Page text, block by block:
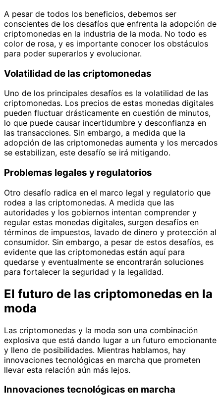
A pesar de todos los beneficios, debemos ser
conscientes de los desafíos que enfrenta la adopción de
criptomonedas en la industria de la moda. No todo es
color de rosa, y es importante conocer los obstáculos
para poder superarlos y evolucionar.
Volatilidad de las criptomonedas
Uno de los principales desafíos es la volatilidad de las
criptomonedas. Los precios de estas monedas digitales
pueden fluctuar drásticamente en cuestión de minutos,
lo que puede causar incertidumbre y desconfianza en
las transacciones. Sin embargo, a medida que la
adopción de las criptomonedas aumenta y los mercados
se estabilizan, este desafío se irá mitigando.
Problemas legales y regulatorios
Otro desafío radica en el marco legal y regulatorio que
rodea a las criptomonedas. A medida que las
autoridades y los gobiernos intentan comprender y
regular estas monedas digitales, surgen desafíos en
términos de impuestos, lavado de dinero y protección al
consumidor. Sin embargo, a pesar de estos desafíos, es
evidente que las criptomonedas están aquí para
quedarse y eventualmente se encontrarán soluciones
para fortalecer la seguridad y la legalidad.
El futuro de las criptomonedas en la
moda
Las criptomonedas y la moda son una combinación
explosiva que está dando lugar a un futuro emocionante
y lleno de posibilidades. Mientras hablamos, hay
innovaciones tecnológicas en marcha que prometen
llevar esta relación aún más lejos.
Innovaciones tecnológicas en marcha